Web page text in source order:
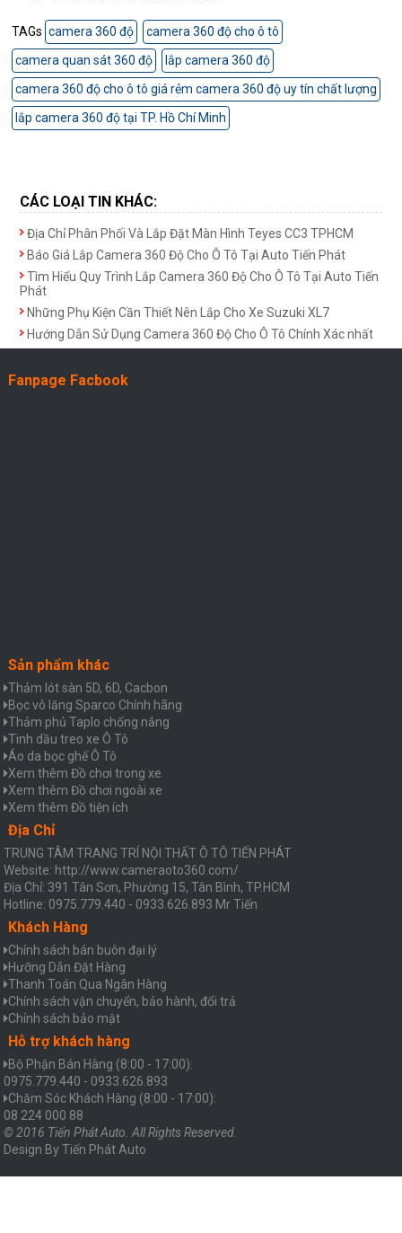
TAGs camera 360 độ
camera 360 độ cho ô tô
camera quan sát 360 độ
lắp camera 360 độ
camera 360 độ cho ô tô giá rẻm camera 360 độ uy tín chất lượng
lắp camera 360 độ tại TP. Hồ Chí Minh
CÁC LOẠI TIN KHÁC:
Địa Chỉ Phân Phối Và Lắp Đặt Màn Hình Teyes CC3 TPHCM
Báo Giá Lắp Camera 360 Độ Cho Ô Tô Tại Auto Tiến Phát
Tìm Hiểu Quy Trình Lắp Camera 360 Độ Cho Ô Tô Tại Auto Tiến
Phát
Những Phụ Kiện Cần Thiết Nên Lắp Cho Xe Suzuki XL7
Hướng Dẫn Sử Dụng Camera 360 Độ Cho Ô Tô Chính Xác nhất
Fanpage Facbook
Sản phẩm khác
Thảm lót sàn 5D, 6D, Cacbon
Bọc vô lăng Sparco Chính hãng
Thảm phủ Taplo chống nắng
Tinh dầu treo xe Ô Tô
Áo da bọc ghế Ô Tô
Xem thêm Đồ chơi trong xe
Xem thêm Đồ chơi ngoài xe
Xem thêm Đồ tiện ích
Địa Chỉ
TRUNG TÂM TRANG TRÍ NỘI THẤT Ô TÔ TIẾN PHÁT
Website: http://www.cameraoto360.com/
Địa Chỉ: 391 Tân Sơn, Phường 15, Tân Bình, TP.HCM
Hotline: 0975.779.440 - 0933.626.893 Mr Tiến
Khách Hàng
Chính sách bán buôn đại lý
Hưỡng Dẫn Đặt Hàng
Thanh Toán Qua Ngân Hàng
Chính sách vận chuyển, bảo hành, đổi trả
Chính sách bảo mật
Hỗ trợ khách hàng
Bộ Phận Bán Hàng (8:00 - 17:00):
0975.779.440 - 0933.626.893
Chăm Sóc Khách Hàng (8:00 - 17:00):
08 224 000 88
© 2016 Tiến Phát Auto. All Rights Reserved.
Design ByTiến Phát Auto